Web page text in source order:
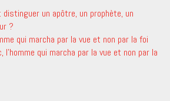
distinguer un apôtre, un prophète, un
?
qui marcha par la vue et non par la foi
l’homme qui marcha par la vue et non par la